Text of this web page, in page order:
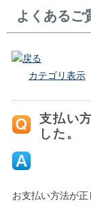
よくあるご
戻る
カテゴリ表示
支払い
した。
お支払い方法が